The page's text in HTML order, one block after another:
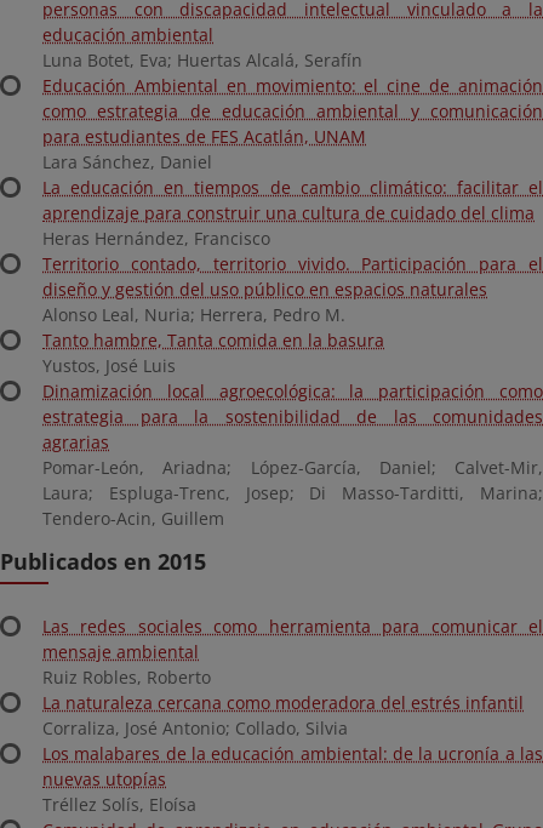
personas con discapacidad intelectual vinculado a la
educación ambiental
Luna Botet, Eva; Huertas Alcalá, Serafín
Educación Ambiental en movimiento: el cine de animación
como estrategia de educación ambiental y comunicación
para estudiantes de FES Acatlán, UNAM
Lara Sánchez, Daniel
La educación en tiempos de cambio climático: facilitar el
aprendizaje para construir una cultura de cuidado del clima
Heras Hernández, Francisco
Territorio contado, territorio vivido. Participación para el
diseño y gestión del uso público en espacios naturales
Alonso Leal, Nuria; Herrera, Pedro M.
Tanto hambre, Tanta comida en la basura
Yustos, José Luis
Dinamización local agroecológica: la participación como
estrategia para la sostenibilidad de las comunidades
agrarias
Pomar-León, Ariadna; López-García, Daniel; Calvet-Mir,
Laura; Espluga-Trenc, Josep; Di Masso-Tarditti, Marina;
Tendero-Acin, Guillem
Publicados en 2015
Las redes sociales como herramienta para comunicar el
mensaje ambiental
Ruiz Robles, Roberto
La naturaleza cercana como moderadora del estrés infantil
Corraliza, José Antonio; Collado, Silvia
Los malabares de la educación ambiental: de la ucronía a las
nuevas utopías
Tréllez Solís, Eloísa